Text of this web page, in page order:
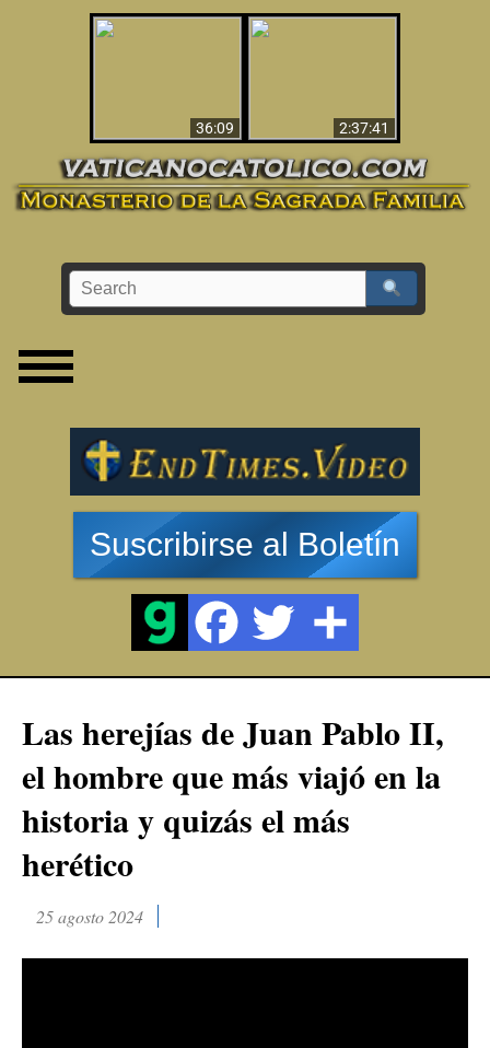
36:09
2:37:41
Suscribirse al Boletín
Las herejías de Juan Pablo II,
el hombre que más viajó en la
historia y quizás el más
herético
25 agosto 2024